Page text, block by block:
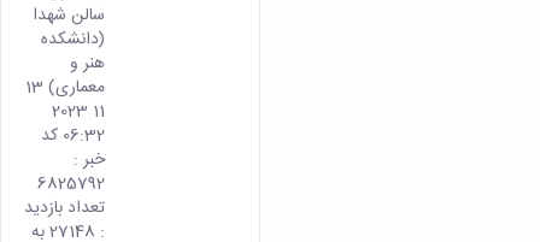
سالن شهدا
(دانشکده
هنر و
معماری) 13
11 2023
06:32 کد
خبر :
6825792
تعداد بازدید
: 27148 به